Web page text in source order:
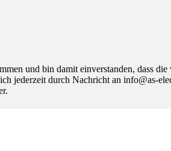
und bin damit einverstanden, dass
jederzeit durch Nachricht an info@as-